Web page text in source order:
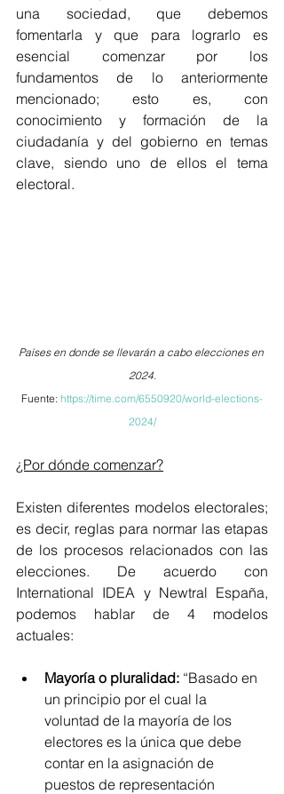
una sociedad, que debemos
fomentarla y que para lograrlo es
esencial comenzar por los
fundamentos de lo anteriormente
mencionado; esto es, con
conocimiento y formación de la
ciudadanía y del gobierno en temas
clave, siendo uno de ellos el tema
electoral.
Países en donde se llevarán a cabo elecciones en
2024.
Fuente: https://time.com/6550920/world-elections-
2024/
¿Por dónde comenzar?
Existen diferentes modelos electorales;
es decir, reglas para normar las etapas
de los procesos relacionados con las
elecciones. De acuerdo con
International IDEA y Newtral España,
podemos hablar de 4 modelos
actuales:
Mayoría o pluralidad: “Basado en
un principio por el cual la
voluntad de la mayoría de los
electores es la única que debe
contar en la asignación de
puestos de representación